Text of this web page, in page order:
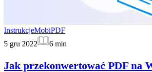
InstrukcjeMobiPDF
5 gru 2022
6 min
Jak przekonwertować PDF na